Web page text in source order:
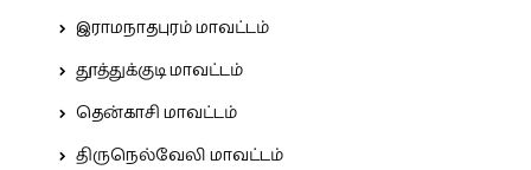
இராமநாதபுரம் மாவட்டம்
தூத்துக்குடி மாவட்டம்
தென்காசி மாவட்டம்
திருநெல்வேலி மாவட்டம்